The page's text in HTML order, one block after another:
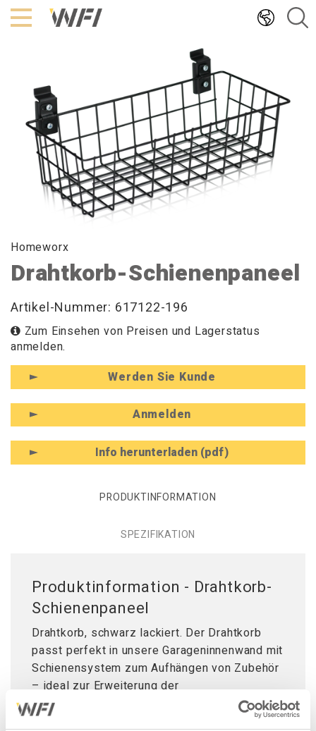
Hoppa
till
Homeworx
Drahtkorb-Schienenpaneel
Artikel-Nummer: 617122-196
Zum Einsehen von Preisen und Lagerstatus
anmelden.
Werden Sie Kunde
Anmelden
Info herunterladen (pdf)
PRODUKTINFORMATION
SPEZIFIKATION
Produktinformation - Drahtkorb-
Schienenpaneel
Drahtkorb, schwarz lackiert. Der Drahtkorb
passt perfekt in unsere Garageninnenwand mit
Schienensystem zum Aufhängen von Zubehör
– ideal zur Erweiterung der
Aufbewahrungsmöglichkeiten in Garage und
Werkstatt.